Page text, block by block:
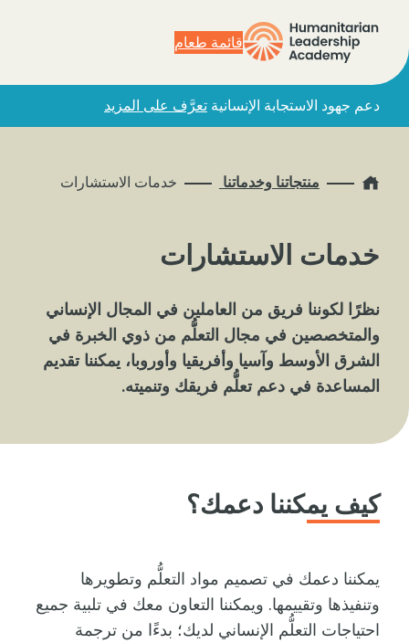
قائمة طعام
دعم جهود الاستجابة الإنسانيةتعرَّف على المزيد
Home منتجاتنا وخدماتنا خدمات الاستشارات
خدمات الاستشارات
نظرًا لكوننا فريق من العاملين في المجال الإنساني
والمتخصصين في مجال التعلُّم من ذوي الخبرة في
الشرق الأوسط وآسيا وأفريقيا وأوروبا، يمكننا تقديم
المساعدة في دعم تعلُّم فريقك وتنميته.
كيف يمكننا دعمك؟
يمكننا دعمك في تصميم مواد التعلُّم وتطويرها
وتنفيذها وتقييمها. ويمكننا التعاون معك في تلبية جميع
احتياجات التعلُّم الإنساني لديك؛ بدءًا من ترجمة